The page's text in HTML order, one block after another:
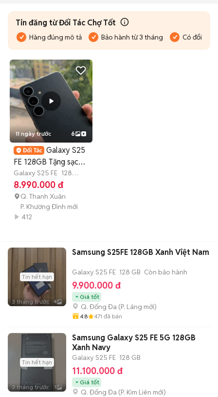
Tin đăng từ Đối Tác Chợ Tốt
Hàng đúng mô tả Bảo hành từ 3 tháng Có đổi trả
11 ngày trước 6
Galaxy S25
FE 128GB Tặng sạc
nhanh 45w| có trả
góp
Galaxy S25 FE 128
GB 7-12 tháng
8.990.000 đ
Q. Thanh Xuân
P. Khương Đình mới
412
Tin hết hạn
3 tháng trước 4
Samsung S25FE 128GB Xanh Việt Nam
Galaxy S25 FE 128 GB Còn bảo hành
9.900.000 đ
Giá tốt
Q. Đống Đa (P. Láng mới)
4.8 471 đã bán
Tin hết hạn
3 tháng trước 1
Samsung Galaxy S25 FE 5G 128GB
Xanh Navy
Galaxy S25 FE 128 GB
11.100.000 đ
Giá tốt
Q. Đống Đa (P. Kim Liên mới)